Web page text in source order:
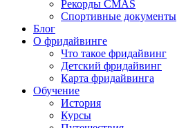
Рекорды CMAS
Спортивные документы
Блог
О фридайвинге
Что такое фридайвинг
Детский фридайвинг
Карта фридайвинга
Обучение
История
Курсы